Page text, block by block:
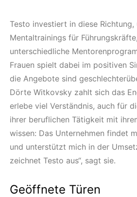
Testo investiert in diese Richtung,
Mentaltrainings für
unterschiedliche
Frauen spielt dabei im positiven
die Angebote sind
Dörte Witkovsky zahlt sich das
erlebe viel Verständnis, auch für
ihrer beruflichen Tätigkeit mit
wissen: Das Unternehmen findet
und unterstützt mich in der
zeichnet Testo aus“, sagt sie.
Geöffnete Türen